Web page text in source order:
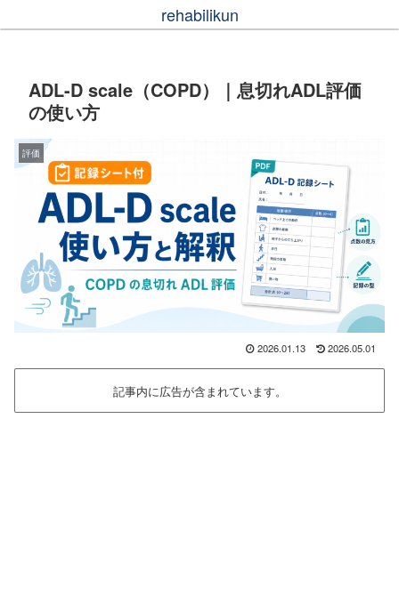
rehabilikun
ADL-D scale（COPD）｜息切れADL評価
の使い方
評価
2026.01.13 2026.05.01
記事内に広告が含まれています。